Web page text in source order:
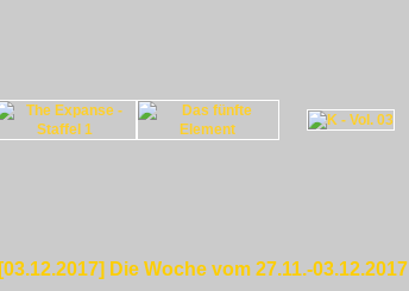
[03.12.2017] Die Woche vom 27.11.-03.12.2017